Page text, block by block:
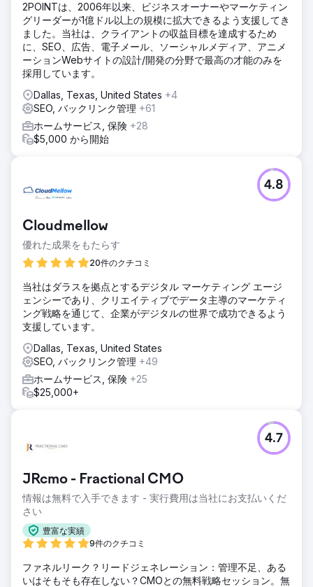
2POINTは、2006年以来、ビジネスオーナーやマーケティン
グリーダーが1億ドル以上の規模に拡大できるよう支援してき
ました。当社は、クライアントの収益目標を達成するため
に、SEO、広告、電子メール、ソーシャルメディア、アニメ
ーションWebサイトの設計/開発の分野で最高の才能のみを
採用しています。
Dallas, Texas, United States +4
SEO, バックリンク管理 +61
ホームサービス, 保険 +28
$5,000 から開始
Cloudmellow
優れた成果をもたらす
20件のクチコミ
4.8
当社はダラスを拠点とするデジタル マーケティング エージ
ェンシーであり、クリエイティブでデータ主導のマーケティ
ング戦略を通じて、企業がデジタルの世界で成功できるよう
支援しています。
Dallas, Texas, United States
SEO, バックリンク管理 +49
ホームサービス, 保険 +25
$25,000+
JRcmo - Fractional CMO
情報は無料で入手できます - 実行費用は当社にお支払いくだ
さい
豊富な実績
9件のクチコミ
4.7
ファネルリーク？リードジェネレーション：管理不足、ある
いはそもそも存在しない？CMOとの無料戦略セッション。無